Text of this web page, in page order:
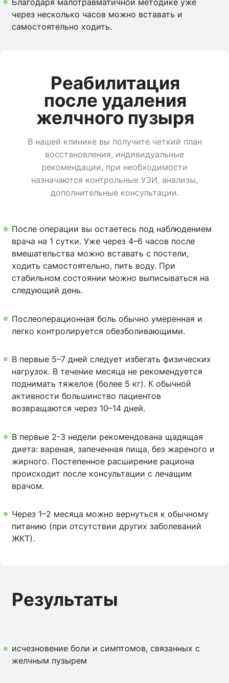
через несколько часов можно вставать и
самостоятельно ходить.
Реабилитация
после удаления
желчного пузыря
В нашей клинике вы получите четкий план
восстановления, индивидуальные
рекомендации, при необходимости
назначаются контрольные УЗИ, анализы,
дополнительные консультации.
После операции вы остаетесь под наблюдением
врача на 1 сутки. Уже через 4–6 часов после
вмешательства можно вставать с постели,
ходить самостоятельно, пить воду. При
стабильном состоянии можно выписываться на
следующий день.
Послеоперационная боль обычно умеренная и
легко контролируется обезболивающими.
В первые 5–7 дней следует избегать физических
нагрузок. В течение месяца не рекомендуется
поднимать тяжелое (более 5 кг). К обычной
активности большинство пациентов
возвращаются через 10–14 дней.
В первые 2-3 недели рекомендована щадящая
диета: вареная, запеченная пища, без жареного и
жирного. Постепенное расширение рациона
происходит после консультации с лечащим
врачом.
Через 1–2 месяца можно вернуться к обычному
питанию (при отсутствии других заболеваний
ЖКТ).
Результаты
исчезновение боли и симптомов, связанных с
желчным пузырем